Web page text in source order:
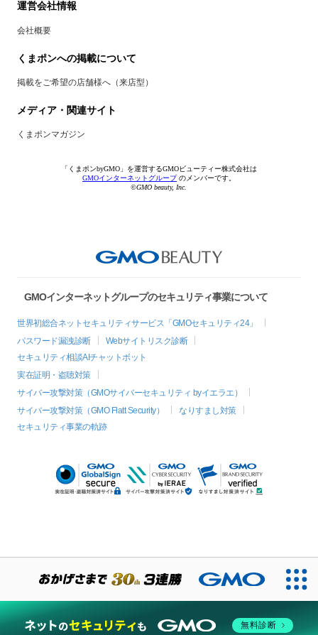
運営会社情報
会社概要
くまポンへの掲載について
掲載をご希望の店舗様へ（来店型）
メディア・関連サイト
くまポンマガジン
「くまポンbyGMO」を運営するGMOビューティー株式会社は
GMOインターネットグループのメンバーです。
©GMO beauty, Inc.
GMOインターネットグループのセキュリティ事業について
世界初総合ネットセキュリティサービス「GMOセキュリティ24」
パスワード漏洩診断
Webサイトリスク診断
セキュリティ相談AIチャットボット
実在証明・盗聴対策
サイバー攻撃対策（GMOサイバーセキュリティ byイエラエ）
サイバー攻撃対策（GMO Flatt Security）
なりすまし対策
セキュリティ事業の軌跡
無料診断